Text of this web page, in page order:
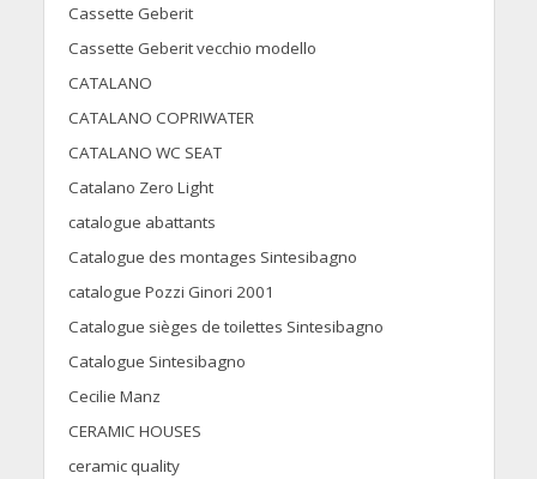
Cassette Geberit
Cassette Geberit vecchio modello
CATALANO
CATALANO COPRIWATER
CATALANO WC SEAT
Catalano Zero Light
catalogue abattants
Catalogue des montages Sintesibagno
catalogue Pozzi Ginori 2001
Catalogue sièges de toilettes Sintesibagno
Catalogue Sintesibagno
Cecilie Manz
CERAMIC HOUSES
ceramic quality